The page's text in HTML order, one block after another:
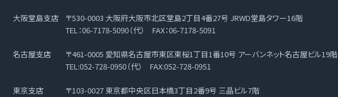
大阪堂島支店
〒530-0003 大阪府大阪市北区堂島2丁目4番27号 JRWD堂島タワー16階
TEL：06-7178-5090（代） FAX：06-7178-5091
名古屋支店
〒461-0005 愛知県名古屋市東区東桜1丁目1番10号 アーバンネット名古屋ビル19階
TEL:052-728-0950（代） FAX:052-728-0951
東京支店
〒103-0027 東京都中央区日本橋3丁目2番9号 三晶ビル7階